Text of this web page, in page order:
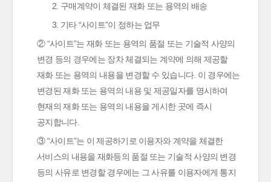
2. 구매계약이 체결된 재화 또는 용역의 배송
3. 기타 “사이트”이 정하는 업무
② “사이트”는 재화 또는 용역의 품절 또는 기술적 사양의
변경 등의 경우에는 장차 체결되는 계약에 의해 제공할
재화 또는 용역의 내용을 변경할 수 있습니다. 이 경우에는
변경된 재화 또는 용역의 내용 및 제공일자를 명시하여
현재의 재화 또는 용역의 내용을 게시한 곳에 즉시
공지합니다.
③ “사이트”는 이 제공하기로 이용자와 계약을 체결한
서비스의 내용을 재화등의 품절 또는 기술적 사양의 변경
등의 사유로 변경할 경우에는 그 사유를 이용자에게 통지